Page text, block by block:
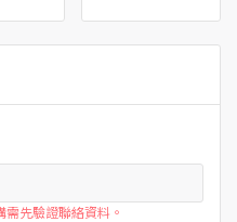
先驗證聯絡資料。